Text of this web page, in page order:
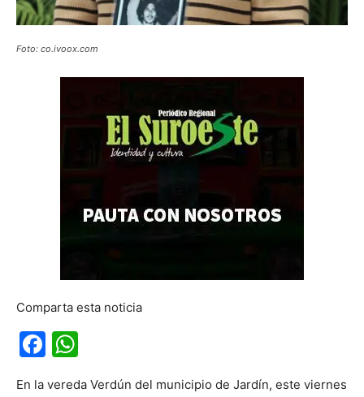
Foto: co.ivoox.com
Comparta esta noticia
Facebook
En la vereda Verdún del municipio de Jardín, este viernes